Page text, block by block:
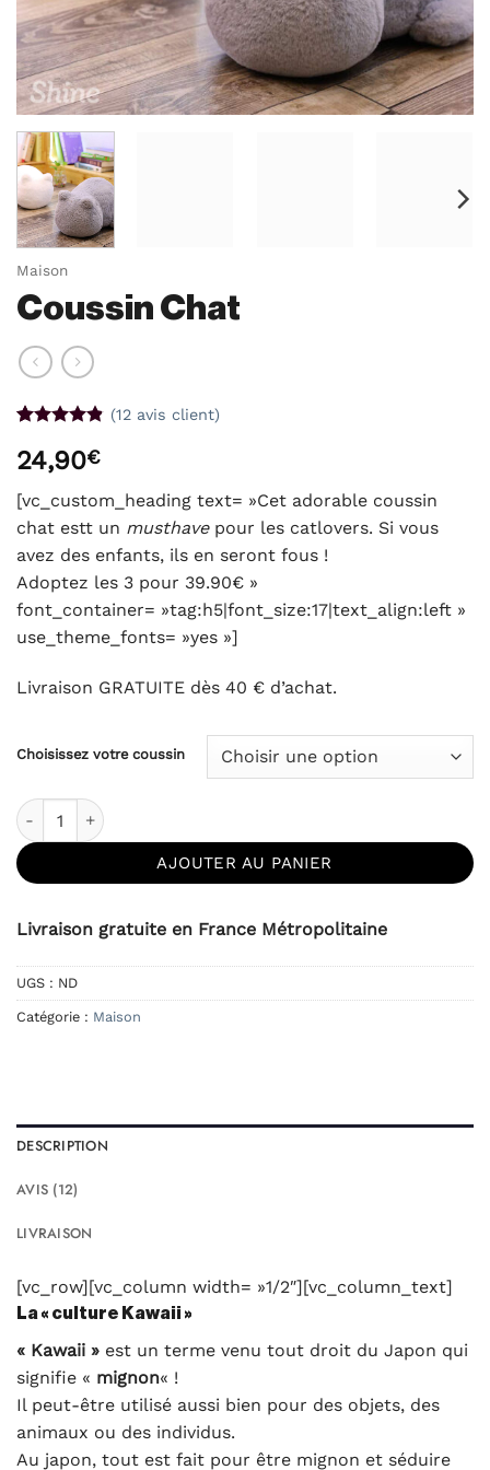
Maison
Coussin Chat
sur 5 basé
sur
notations
client
(12avis client)
24,90€
[vc_custom_heading text= »Cet adorable coussin
chat estt un musthavepour les catlovers. Si vous
avez des enfants, ils en seront fous !
Adoptez les 3 pour 39.90€ »
font_container= »tag:h5|font_size:17|text_align:left »
use_theme_fonts= »yes »]
Livraison GRATUITE dès 40 € d’achat.
Choisissez votre coussin
quantité de Coussin Chat
AJOUTER AU PANIER
Livraison gratuite en France Métropolitaine
UGS : ND
Catégorie : Maison
DESCRIPTION
AVIS (12)
LIVRAISON
[vc_row][vc_column width= »1/2″][vc_column_text]
La « culture Kawaii »
« Kawaii » est un terme venu tout droit du Japon qui
signifie « mignon« !
Il peut-être utilisé aussi bien pour des objets, des
animaux ou des individus.
Au japon, tout est fait pour être mignon et séduire